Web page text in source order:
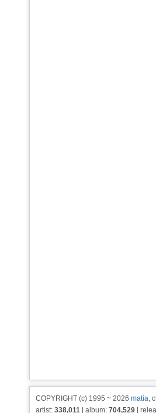
COPYRIGHT (c) 1995 ~ 2026 matia,
artist: 338,011 | album: 704,529 |